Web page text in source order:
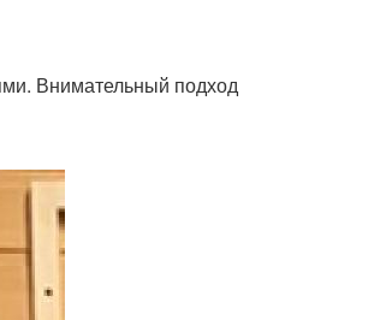
Внимательный подход